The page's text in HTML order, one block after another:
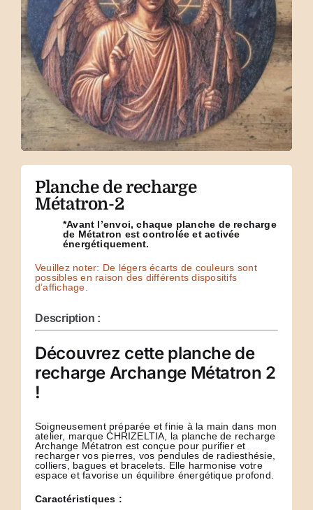
Planche de recharge
Métatron-2
*Avant l’envoi, chaque planche de recharge
de Métatron est controlée et activée
énergétiquement.
Veuillez noter: De légers écarts de couleurs sont
possibles en raison des différents dispositifs
d’affichage.
Description :
Découvrez cette planche de
recharge Archange Métatron 2
!
Soigneusement préparée et finie à la main dans mon
atelier, marque CHRIZELTIA, la planche de recharge
Archange Métatron est conçue pour purifier et
recharger vos pierres, vos pendules de radiesthésie,
colliers, bagues et bracelets. Elle harmonise votre
espace et favorise un équilibre énergétique profond.
Caractéristiques :